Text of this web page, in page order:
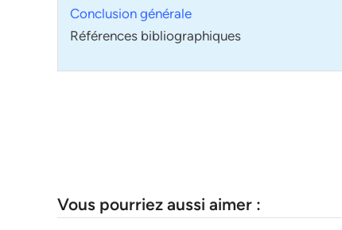
Conclusion générale
Références bibliographiques
Vous pourriez aussi aimer :